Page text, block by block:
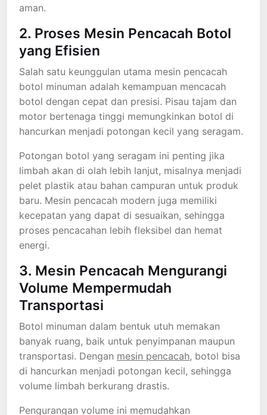
aman.
2. Proses Mesin Pencacah Botol
yang Efisien
Salah satu keunggulan utama mesin pencacah
botol minuman adalah kemampuan mencacah
botol dengan cepat dan presisi. Pisau tajam dan
motor bertenaga tinggi memungkinkan botol di
hancurkan menjadi potongan kecil yang seragam.
Potongan botol yang seragam ini penting jika
limbah akan di olah lebih lanjut, misalnya menjadi
pelet plastik atau bahan campuran untuk produk
baru. Mesin pencacah modern juga memiliki
kecepatan yang dapat di sesuaikan, sehingga
proses pencacahan lebih fleksibel dan hemat
energi.
3. Mesin Pencacah Mengurangi
Volume Mempermudah
Transportasi
Botol minuman dalam bentuk utuh memakan
banyak ruang, baik untuk penyimpanan maupun
transportasi. Dengan mesin pencacah, botol bisa
di hancurkan menjadi potongan kecil, sehingga
volume limbah berkurang drastis.
Pengurangan volume ini memudahkan